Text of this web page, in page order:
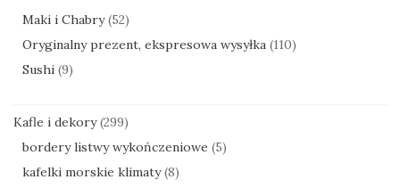
Maki i Chabry (52)
Oryginalny prezent, ekspresowa wysyłka (110)
Sushi (9)
Kafle i dekory (299)
bordery listwy wykończeniowe (5)
kafelki morskie klimaty (8)